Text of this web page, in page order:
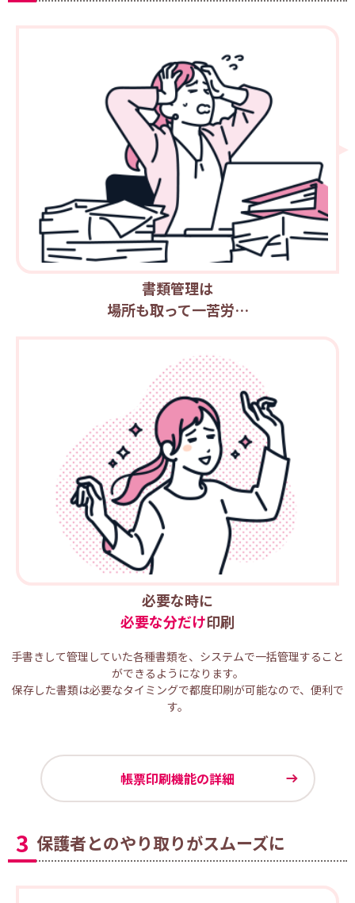
書類管理は
場所も取って一苦労…
必要な時に
必要な分だけ印刷
手書きして管理していた各種書類を、システムで一括管理すること
ができるようになります。
保存した書類は必要なタイミングで都度印刷が可能なので、便利で
す。
帳票印刷機能の詳細
3 保護者とのやり取りがスムーズに